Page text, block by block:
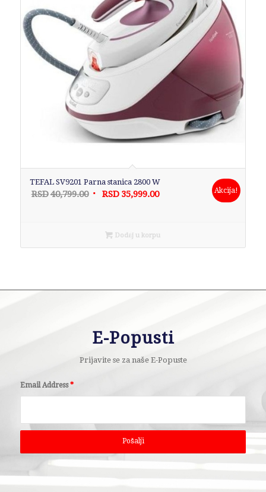
TEFAL SV9201 Parna stanica 2800 W
RSD40,799.00 Originalna
bila:
RSD40,799.00.
RSD 35,999.00Trenutna
RSD35,999.00.
Akcija!
Dodaj u korpu
E-Popusti
Prijavite se za naše E-Popuste
Email Address*